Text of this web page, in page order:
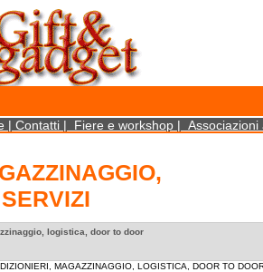
By using this site, you agree that we may store and
any personal details whatsoever. More Info? http://
| Contatti | Fiere e workshop | Associazioni
logistica, door to door
MAGAZZINAGGIO, LOGISTICA, DOOR TO